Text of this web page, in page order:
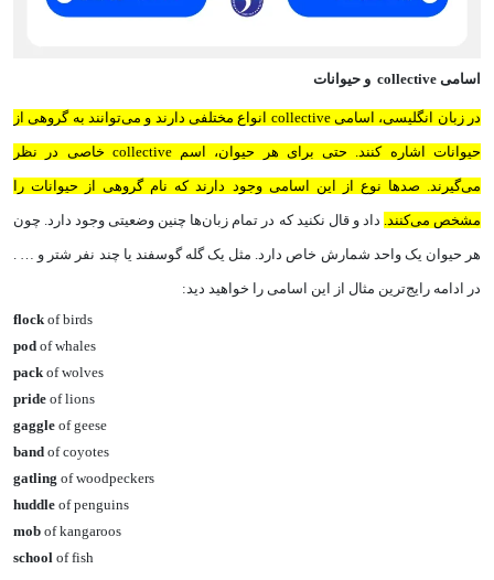
اسامی collective و حیوانات
در زبان انگلیسی، اسامی collective انواع مختلفی دارند و می‌توانند به گروهی از
حیوانات اشاره کنند. حتی برای هر حیوان، اسم collective خاصی در نظر
می‌گیرند. صدها نوع از این اسامی وجود دارند که نام گروهی از حیوانات را
مشخص می‌کنند. داد و قال نکنید که در تمام زبان‌ها چنین وضعیتی وجود دارد. چون
هر حیوان یک واحد شمارش خاص دارد. مثل یک گله گوسفند یا چند نفر شتر و … .
در ادامه رایج‌ترین مثال از این اسامی را خواهید دید:
flock of birds
pod of whales
pack of wolves
pride of lions
gaggle of geese
band of coyotes
gatling of woodpeckers
huddle of penguins
mob of kangaroos
school of fish